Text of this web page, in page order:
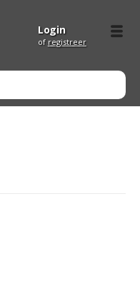
Login
of registreer